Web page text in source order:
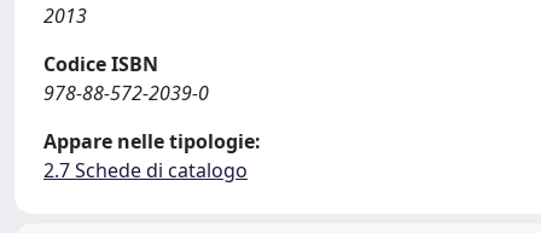
2013
Codice ISBN
978-88-572-2039-0
Appare nelle tipologie:
2.7 Schede di catalogo